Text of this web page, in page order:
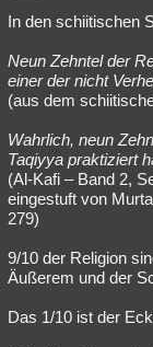
Spiritualität
Natur Umfragen
weitere Rubriken
Astronomie
Musik
Besucht
Lesenswert
In den schiitischen
Neun Zehntel der
einer der nicht
(aus dem
Wahrlich, neun
Taqiyya praktiziert
(Al-Kafi – Band 2,
eingestuft von
279)
9/10 der Religion
Äußerem und der
Das 1/10 ist der